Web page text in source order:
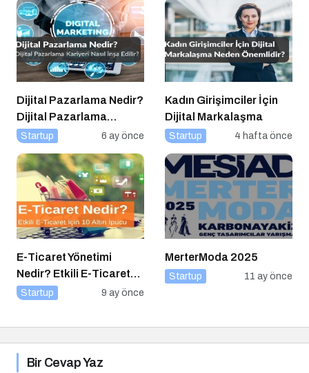
Dijital Pazarlama Nedir?
Dijital Pazarlama
Kariyeri Nasıl İnşa Edilir?
Startup 6 ay önce
Kadın Girişimciler İçin
Dijital Markalaşma
Startup 4 hafta önce
E-Ticaret Yönetimi
Nedir? Etkili E-Ticaret
Yönetimi İçin 10 Altın
Startup 9 ay önce
MerterModa 2025
Startup 11 ay önce
Bir Cevap Yaz